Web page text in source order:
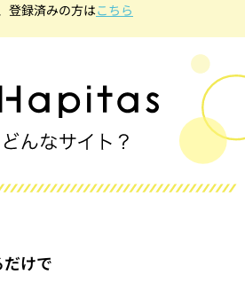
登録済みの方はこちら
けで